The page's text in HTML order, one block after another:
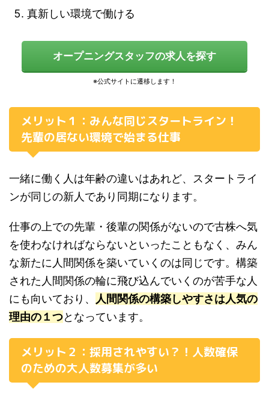
真新しい環境で働ける
オープニングスタッフの求人を探す
メリット１：みんな同じスタートライン！
先輩の居ない環境で始まる仕事
一緒に働く人は年齢の違いはあれど、スタートライ
ンが同じの新人であり同期になります。
仕事の上での先輩・後輩の関係がないので古株へ気
を使わなければならないといったこともなく、みん
な新たに人間関係を築いていくのは同じです。構築
された人間関係の輪に飛び込んでいくのが苦手な人
にも向いており、
人間関係の構築しやすさは人気の
理由の１つとなっています。
メリット２：採用されやすい？！人数確保
のための大人数募集が多い